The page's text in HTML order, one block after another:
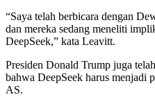
“Saya telah berbicara dengan
dan mereka sedang meneliti
DeepSeek,” kata Leavitt.
Presiden Donald Trump juga
bahwa DeepSeek harus menjadi
AS.